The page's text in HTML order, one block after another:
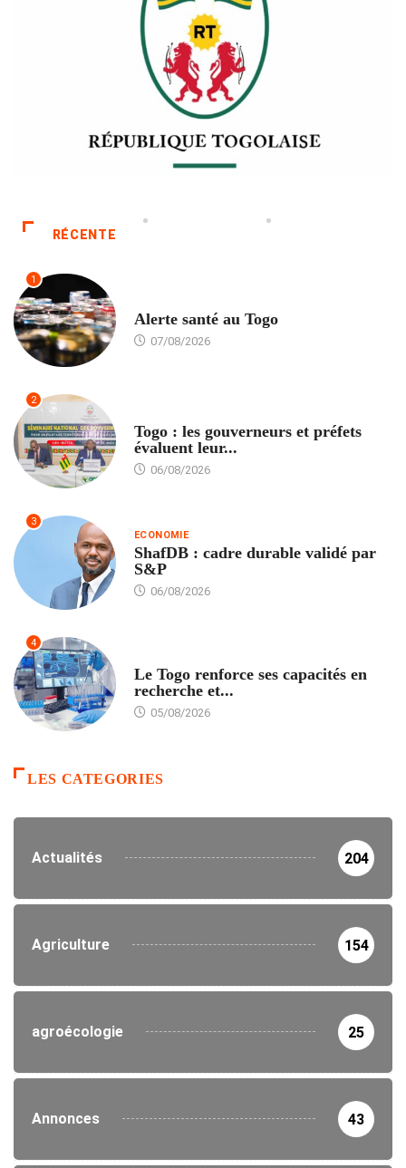
RÉCENTE
1
Alerte santé au Togo
07/08/2026
2
Togo : les gouverneurs et préfets
évaluent leur...
06/08/2026
3
ECONOMIE
ShafDB : cadre durable validé par
S&P
06/08/2026
4
Le Togo renforce ses capacités en
recherche et...
05/08/2026
LES CATEGORIES
Actualités 204
Agriculture 154
agroécologie 25
Annonces 43